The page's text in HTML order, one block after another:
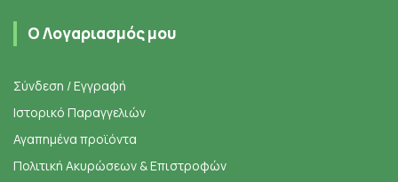
Ο Λογαριασμός μου
Σύνδεση / Εγγραφή
Ιστορικό Παραγγελιών
Αγαπημένα προϊόντα
Πολιτική Ακυρώσεων & Επιστροφών